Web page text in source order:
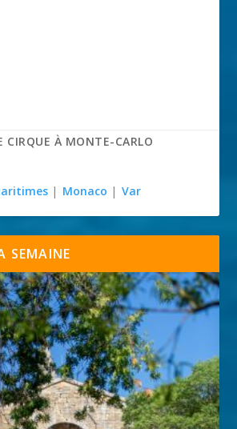
CIRQUE À MONTE-CARLO
| Monaco | Var
SEMAINE